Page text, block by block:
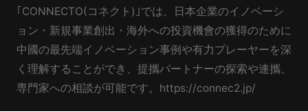
｢CONNECTO(コネクト)｣では、日本企業のイノベーシ
ョン・新規事業創出・海外への投資機會の獲得のために
中國の最先端イノベーション事例や有力プレーヤーを深
く理解することができ、提攜パートナーの探索や連攜、
専門家への相談が可能です。https://connec2.jp/